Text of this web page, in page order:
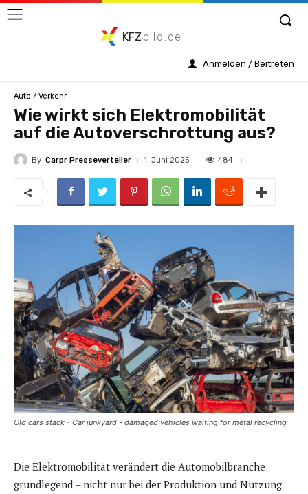
KFZ bild.de
Anmelden / Beitreten
Auto / Verkehr
Wie wirkt sich Elektromobilität
auf die Autoverschrottung aus?
By Carpr Presseverteiler 1. Juni 2025 484
Old cars stack - Car junkyard - damaged vehicles waiting for metal recycling
Die Elektromobilität verändert die Automobilbranche
grundlegend – nicht nur bei der Produktion und Nutzung